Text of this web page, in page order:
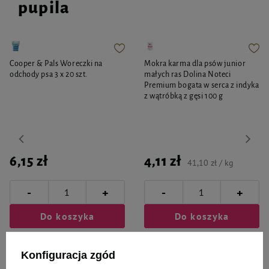
pupila
Cooper & Pals Woreczki na
odchody psa 3 x 20 szt.
6,15 zł
- +
Do koszyka
Mokra karma dla psów junior
małych ras Dolina Noteci
Premium bogata w serca z indyka
z wątróbką z gęsi 100 g
4,11 zł 41,10 zł / kg
- +
Do koszyka
Konfiguracja zgód